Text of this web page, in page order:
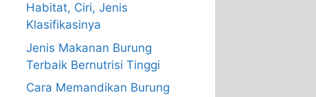
Habitat, Ciri, Jenis
Klasifikasinya
Jenis Makanan Burung
Terbaik Bernutrisi Tinggi
Cara Memandikan Burung